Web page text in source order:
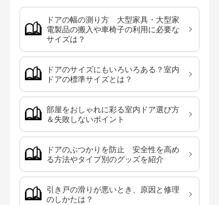
ドアの幅の測り方 大型家具・大型家
電製品の搬入や車椅子の利用に必要な
サイズは？
ドアのサイズにもいろいろある？室内
ドアの標準サイズとは？
部屋をおしゃれに彩る室内ドア選び方
＆失敗しないポイント
ドアのぶつかりを防止 安全性を高め
る方法やタイプ別のグッズを紹介
引き戸の滑りが悪いとき、原因と修理
のしかたは？